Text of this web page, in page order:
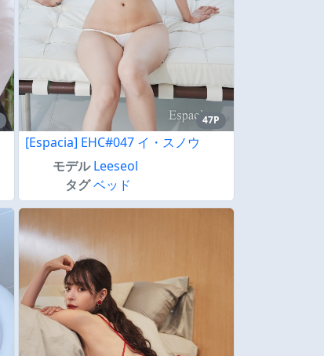
47P
[Espacia] EHC#047 イ・スノウ
モデル Leeseol
タグベッド